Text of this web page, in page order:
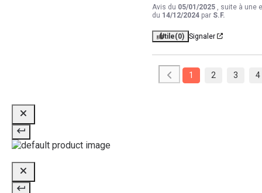
Avis du 05/01/2025
, suite à une
du 14/12/2024 par S.F.
Utile(0) Signaler
1 2 3 4